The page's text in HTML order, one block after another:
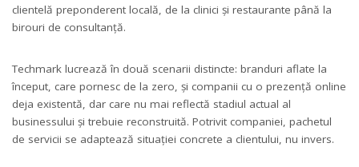
clientelă preponderent locală, de la clinici și restaurante până la
birouri de consultanță.
Techmark lucrează în două scenarii distincte: branduri aflate la
început, care pornesc de la zero, și companii cu o prezență online
deja existentă, dar care nu mai reflectă stadiul actual al
businessului și trebuie reconstruită. Potrivit companiei, pachetul
de servicii se adaptează situației concrete a clientului, nu invers.